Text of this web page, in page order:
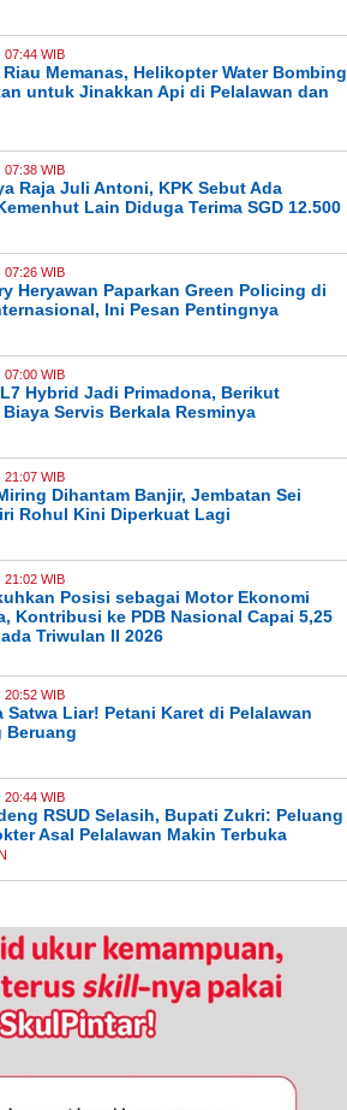
07:44 WIB
Memanas, Helikopter Water Bombing
untuk Jinakkan Api di Pelalawan dan
07:38 WIB
Raja Juli Antoni, KPK Sebut Ada
Lain Diduga Terima SGD 12.500
07:26 WIB
Heryawan Paparkan Green Policing di
Ini Pesan Pentingnya
07:00 WIB
Hybrid Jadi Primadona, Berikut
Servis Berkala Resminya
21:07 WIB
Dihantam Banjir, Jembatan Sei
Rohul Kini Diperkuat Lagi
21:02 WIB
Posisi sebagai Motor Ekonomi
Kontribusi ke PDB Nasional Capai 5,25
Triwulan II 2026
20:52 WIB
Satwa Liar! Petani Karet di Pelalawan
Beruang
20:44 WIB
RSUD Selasih, Bupati Zukri: Peluang
Asal Pelalawan Makin Terbuka